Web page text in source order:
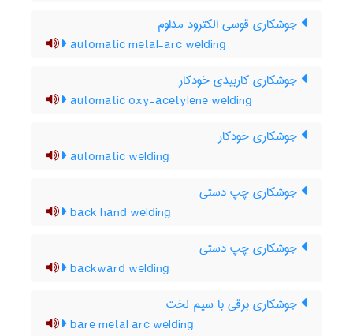
جوشکاری قوسی الکترود مداوم
automatic metal-arc welding
جوشکاری کاربیدی خودکار
automatic oxy-acetylene welding
جوشکاری خودکار
automatic welding
جوشکاری چپ دستی
back hand welding
جوشکاری چپ دستی
backward welding
جوشکاری برقی با سیم لخت
bare metal arc welding